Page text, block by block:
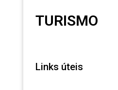
TURISMO
Links úteis